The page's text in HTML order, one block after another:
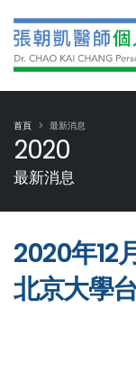
2020
最新消息
首頁 最新消息
2020年12
北京大學